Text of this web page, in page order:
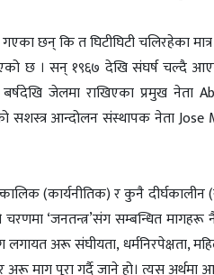
छन् कि त घिटीघिटी चलिरहेका
छ । सन् १९६७ देखि संघर्ष चल्दै
जेलमा राखिएका प्रमुख नेता
सशस्त्र आन्दोलन संस्थापक नेता
(कार्यनीतिक) र कुनै दीर्घकालीन
‘जनतन्त्र’संग सम्बन्धित
लगायत अरू संघीयता, धर्मनिरपेक्षता,
माग पूरा गर्दै जाने हो। त्यस अर्थमा